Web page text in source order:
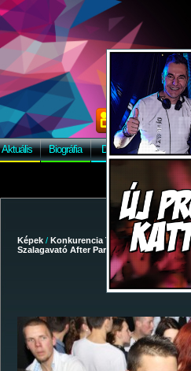
Aktuális Biográfia Discográfia Képek
Képek / Konkurencia The Club / 2014-
Szalagavató After Party/ 122